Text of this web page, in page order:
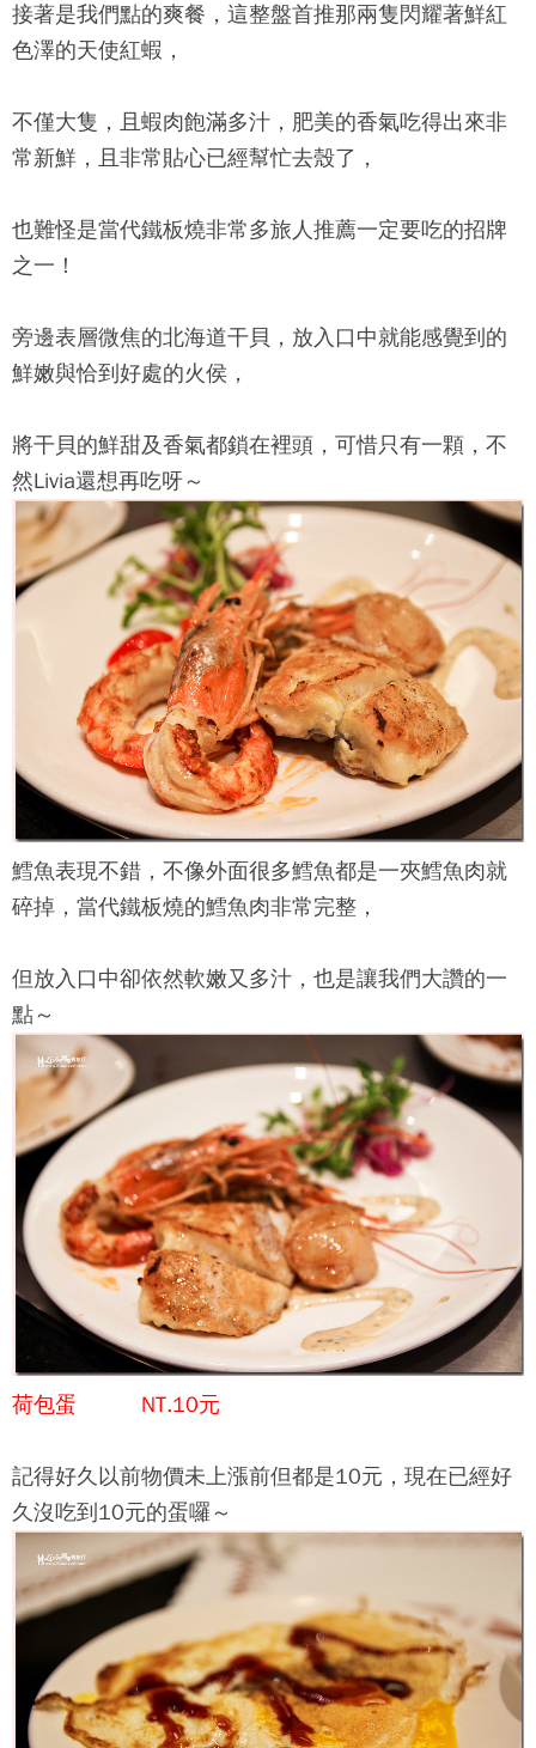
接著是我們點的爽餐，這整盤首推那兩隻閃耀著鮮紅
色澤的天使紅蝦，
不僅大隻，且蝦肉飽滿多汁，肥美的香氣吃得出來非
常新鮮，且非常貼心已經幫忙去殼了，
也難怪是當代鐵板燒非常多旅人推薦一定要吃的招牌
之一！
旁邊表層微焦的北海道干貝，放入口中就能感覺到的
鮮嫩與恰到好處的火侯，
將干貝的鮮甜及香氣都鎖在裡頭，可惜只有一顆，不
然Livia還想再吃呀～
鱈魚表現不錯，不像外面很多鱈魚都是一夾鱈魚肉就
碎掉， 當代鐵板燒的鱈魚肉非常完整，
但放入口中卻依然軟嫩又多汁，也是讓我們大讚的一
點～
荷包蛋 NT.10元
記得好久以前物價未上漲前但都是10元，現在已經好
久沒吃到10元的蛋囉～